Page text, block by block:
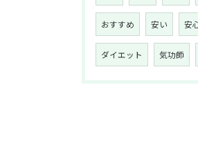
おすすめ 安い 安
ダイエット 気功師